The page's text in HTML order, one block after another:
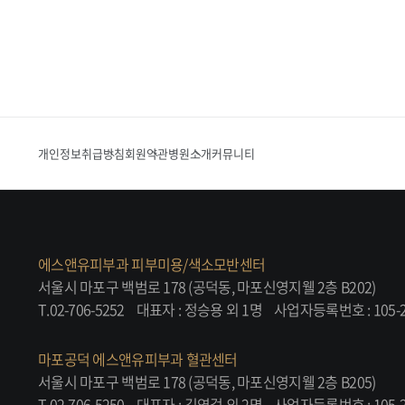
개인정보취급방침회원약관병원소개커뮤니티
에스앤유피부과 피부미용/색소모반센터
서울시 마포구 백범로 178 (공덕동, 마포신영지웰 2층 B202)
T.02-706-5252
대표자 : 정승용 외 1명 사업자등록번호 :
마포공덕 에스앤유피부과 혈관센터
서울시 마포구 백범로 178 (공덕동, 마포신영지웰 2층 B205)